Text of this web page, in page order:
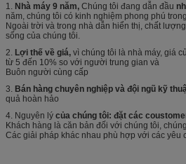
1. Nhà máy 9 năm, Chúng tôi đang dẫn đầu
năm, chúng tôi có kinh nghiệm phong phú trong
Ngoài trời và trong nhà dẫn hiển thị, chất
sống của chúng tôi.
2. Lợi thế về giá, vì chúng tôi là nhà máy, giá
từ 5 đến 10% so với người trung gian và
Buôn người cùng cấp
3. Bán hàng chuyên nghiệp và đội ngũ kỹ
quả hoàn hảo
4. Nguyên lý của chúng tôi: đặt các
Khách hàng là căn bản đối với chúng tôi,
Các giải pháp khác nhau phù hợp với các yêu